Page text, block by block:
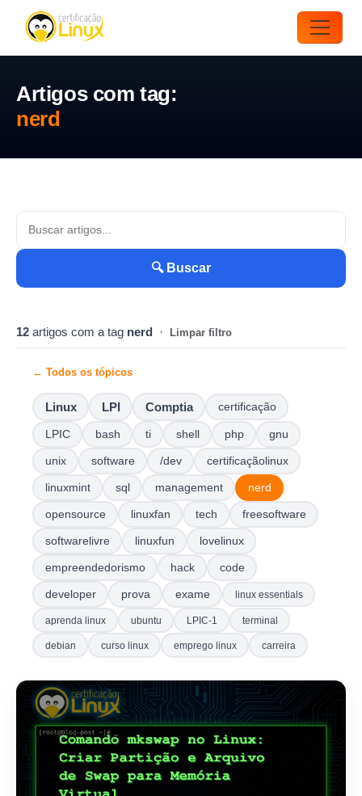
Artigos com tag:
nerd
🔍 Buscar
12 artigos com a tag nerd · Limpar filtro
← Todos os tópicos
Linux LPI Comptia certificação
LPIC bash ti shell php gnu
unix software /dev certificaçãolinux
linuxmint sql management nerd
opensource linuxfan tech freesoftware
softwarelivre linuxfun lovelinux
empreendedorismo hack code
developer prova exame linux essentials
aprenda linux ubuntu LPIC-1 terminal
debian curso linux emprego linux carreira